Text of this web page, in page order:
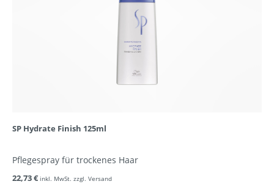
SP Hydrate Finish 125ml
Pflegespray für trockenes Haar
22,73 € inkl. MwSt. zzgl. Versand